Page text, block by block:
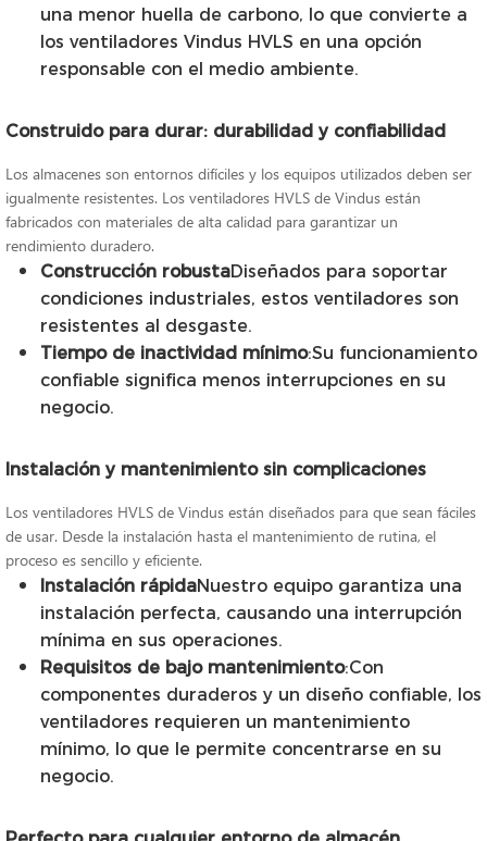
una menor huella de carbono, lo que convierte a
los ventiladores Vindus HVLS en una opción
responsable con el medio ambiente.
Construido para durar: durabilidad y confiabilidad
Los almacenes son entornos difíciles y los equipos utilizados deben ser
igualmente resistentes. Los ventiladores HVLS de Vindus están
fabricados con materiales de alta calidad para garantizar un
rendimiento duradero.
Construcción robustaDiseñados para soportar
condiciones industriales, estos ventiladores son
resistentes al desgaste.
Tiempo de inactividad mínimo:Su funcionamiento
confiable significa menos interrupciones en su
negocio.
Instalación y mantenimiento sin complicaciones
Los ventiladores HVLS de Vindus están diseñados para que sean fáciles
de usar. Desde la instalación hasta el mantenimiento de rutina, el
proceso es sencillo y eficiente.
Instalación rápidaNuestro equipo garantiza una
instalación perfecta, causando una interrupción
mínima en sus operaciones.
Requisitos de bajo mantenimiento:Con
componentes duraderos y un diseño confiable, los
ventiladores requieren un mantenimiento
mínimo, lo que le permite concentrarse en su
negocio.